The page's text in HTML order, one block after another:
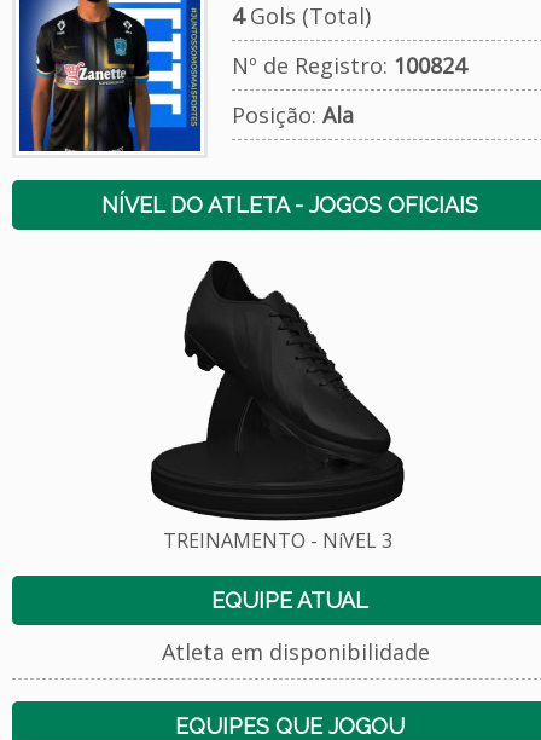
4Gols (Total)
Nº de Registro: 100824
Posição: Ala
NÍVEL DO ATLETA - JOGOS OFICIAIS
TREINAMENTO - NíVEL 3
EQUIPE ATUAL
Atleta em disponibilidade
EQUIPES QUE JOGOU